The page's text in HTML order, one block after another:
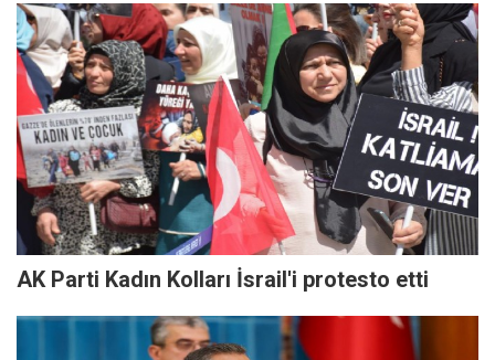
AK Parti Kadın Kolları İsrail'i protesto etti